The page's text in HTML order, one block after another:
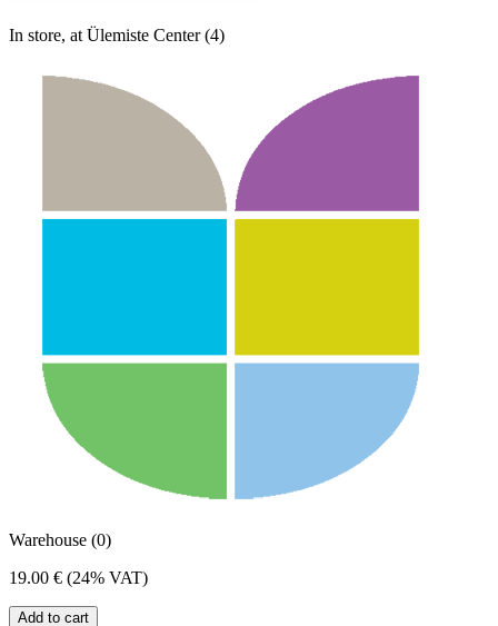
In store, at Ülemiste Center (4)
Warehouse (0)
19.00 € (24% VAT)
Add to cart